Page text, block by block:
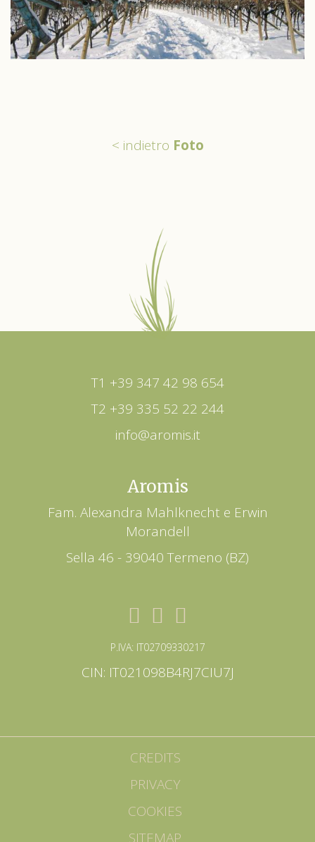
< indietro Foto
T1 +39 347 42 98 654
T2 +39 335 52 22 244
info@aromis.it
Aromis
Fam. Alexandra Mahlknecht e Erwin
Morandell
Sella 46 - 39040 Termeno (BZ)
P.IVA: IT02709330217
CIN: IT021098B4RJ7CIU7J
CREDITS
PRIVACY
COOKIES
SITEMAP